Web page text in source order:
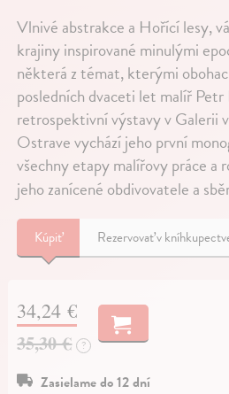
Vlnivé abstrakce a Hořící lesy,
krajiny inspirované minulými
některá z témat, kterými
posledních dvaceti let malíř
retrospektivní výstavy v Galerii
Ostrave vychází jeho první
všechny etapy malířovy práce a
jeho zanícené obdivovatele a
Kúpiť Rezervovať v
34,24 €
35,30 € ?
Zasielame do 12 dní